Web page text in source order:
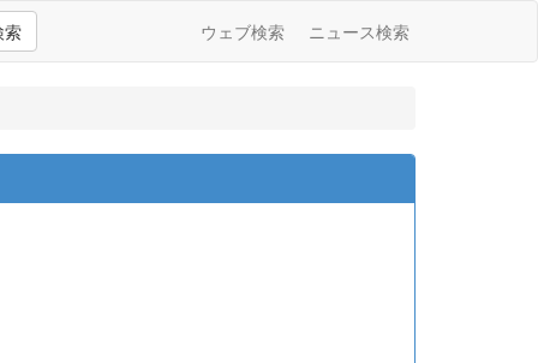
索 ウェブ検索 ニュース検索